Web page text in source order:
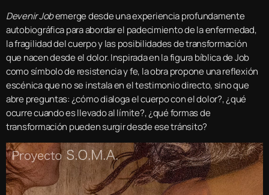
Devenir Jobemerge desde una experiencia profundamente
autobiográfica para abordar el padecimiento de la enfermedad,
la fragilidad del cuerpo y las posibilidades de transformación
que nacen desde el dolor. Inspirada en la figura bíblica de Job
como símbolo de resistencia y fe, la obra propone una reflexión
escénica que no se instala en el testimonio directo, sino que
abre preguntas: ¿cómo dialoga el cuerpo con el dolor?, ¿qué
ocurre cuando es llevado al límite?, ¿qué formas de
transformación pueden surgir desde ese tránsito?